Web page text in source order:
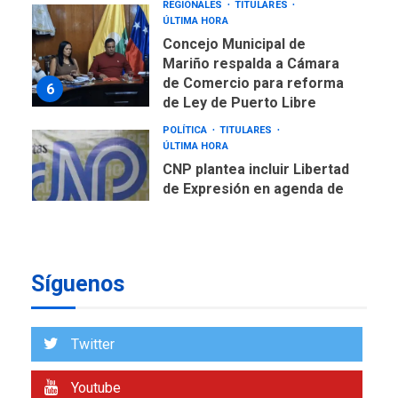
6
REGIONALES
TITULARES
ÚLTIMA HORA
Concejo Municipal de
Mariño respalda a Cámara
de Comercio para reforma
de Ley de Puerto Libre
POLÍTICA
TITULARES
ÚLTIMA HORA
CNP plantea incluir Libertad
de Expresión en agenda de
1
Síguenos
Twitter
Youtube